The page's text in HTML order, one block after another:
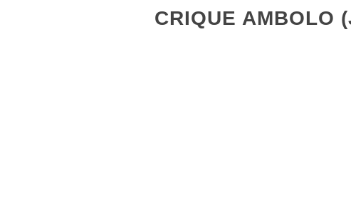
CRIQUE AMBOLO